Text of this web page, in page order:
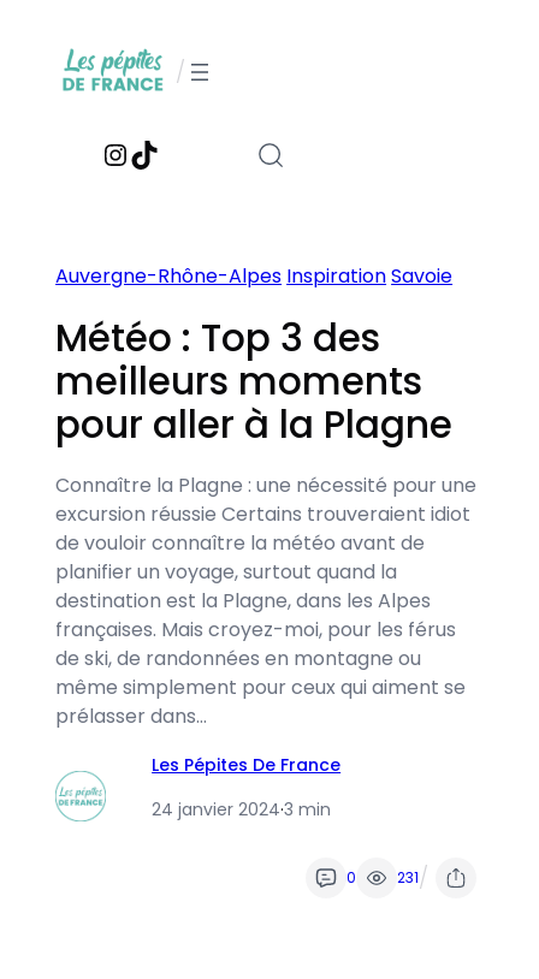
contenu
/
Instagram
TikTok
Auvergne-Rhône-Alpes InspirationSavoie
Météo : Top 3 des
meilleurs moments
pour aller à la Plagne
Connaître la Plagne : une nécessité pour une
excursion réussie Certains trouveraient idiot
de vouloir connaître la météo avant de
planifier un voyage, surtout quand la
destination est la Plagne, dans les Alpes
françaises. Mais croyez-moi, pour les férus
de ski, de randonnées en montagne ou
même simplement pour ceux qui aiment se
prélasser dans…
Les Pépites De France
24 janvier 2024·3 min
0 231/